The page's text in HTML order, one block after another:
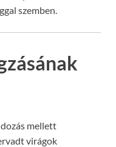
szemben.
mellett
virágok